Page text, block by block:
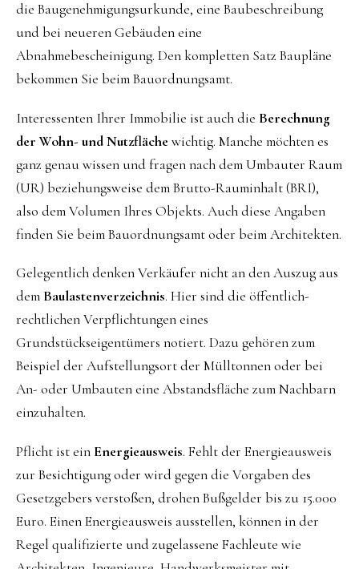
die Baugenehmigungsurkunde, eine Baubeschreibung
und bei neueren Gebäuden eine
Abnahmebescheinigung. Den kompletten Satz Baupläne
bekommen Sie beim Bauordnungsamt.
Interessenten Ihrer Immobilie ist auch die Berechnung
der Wohn- und Nutzflächewichtig. Manche möchten es
ganz genau wissen und fragen nach dem Umbauter Raum
(UR) beziehungsweise dem Brutto-Rauminhalt (BRI),
also dem Volumen Ihres Objekts. Auch diese Angaben
finden Sie beim Bauordnungsamt oder beim Architekten.
Gelegentlich denken Verkäufer nicht an den Auszug aus
dem Baulastenverzeichnis. Hier sind die öffentlich-
rechtlichen Verpflichtungen eines
Grundstückseigentümers notiert. Dazu gehören zum
Beispiel der Aufstellungsort der Mülltonnen oder bei
An- oder Umbauten eine Abstandsfläche zum Nachbarn
einzuhalten.
Pflicht ist ein Energieausweis. Fehlt der Energieausweis
zur Besichtigung oder wird gegen die Vorgaben des
Gesetzgebers verstoßen, drohen Bußgelder bis zu 15.000
Euro. Einen Energieausweis ausstellen, können in der
Regel qualifizierte und zugelassene Fachleute wie